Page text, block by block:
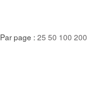
Par page : 25 50 100 200